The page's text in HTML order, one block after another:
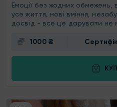
Емоції без жодних обмежень,
усе життя, нові вміння,
досвід - все це дарувати не
1000 ₴